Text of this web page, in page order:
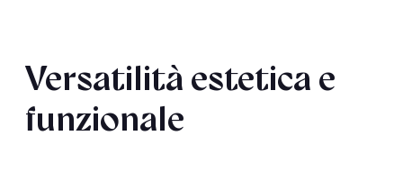
Versatilità estetica e
funzionale